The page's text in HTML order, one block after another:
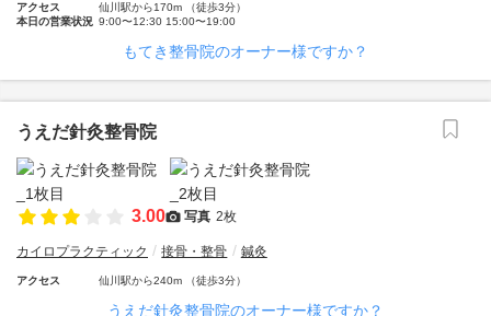
アクセス
仙川駅から170m （徒歩3分）
本日の営業状況 9:00〜12:30 15:00〜19:00
もてき整骨院のオーナー様ですか？
うえだ針灸整骨院
3.00 写真 2枚
カイロプラクティック 接骨・整骨 鍼灸
アクセス 仙川駅から240m （徒歩3分）
うえだ針灸整骨院のオーナー様ですか？